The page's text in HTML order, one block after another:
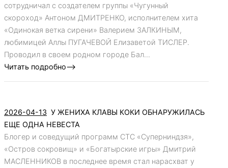
сотрудничал с создателем группы «Чугунный
скороход» Антоном ДМИТРЕНКО, исполнителем хита
«Одинокая ветка сирени» Валерием ЗАЛКИНЫМ,
любимицей Аллы ПУГАЧЕВОЙ Елизаветой ТИСЛЕР.
Проводил в своем родном городе Бал...
Читать подробно-->
2026-04-13 У ЖЕНИХА КЛАВЫ КОКИ ОБНАРУЖИЛАСЬ
ЕЩЕ ОДНА НЕВЕСТА
Блогер и соведущий программ СТС «Суперниндзя»,
«Остров сокровищ» и «Богатырские игры» Дмитрий
МАСЛЕННИКОВ в последнее время стал нарасхват у